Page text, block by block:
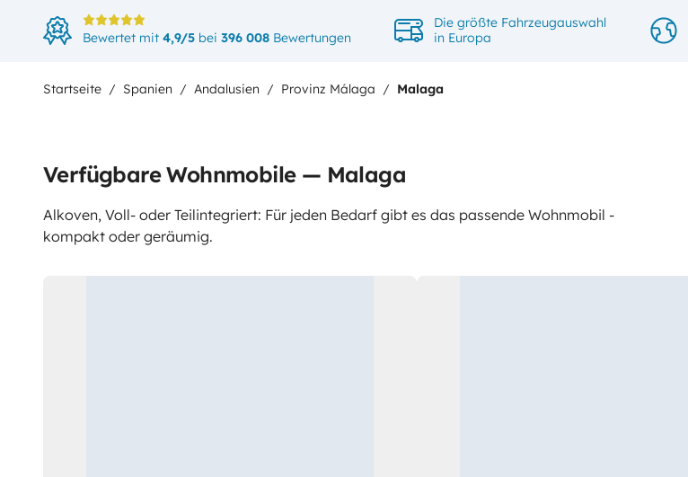
Bewertet mit 4,9/5 bei 396 008 Bewertungen
Die größte Fahrzeugauswahl
in Europa
Startseite Spanien Andalusien Provinz Málaga Malaga
Verfügbare Wohnmobile — Malaga
Alkoven, Voll- oder Teilintegriert: Für jeden Bedarf gibt es das passende Wohnmobil -
kompakt oder geräumig.